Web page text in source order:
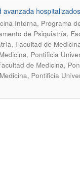
Interna, Programa
de Psiquiatría,
Facultad de
Pontificia
de Medicina,
Pontificia